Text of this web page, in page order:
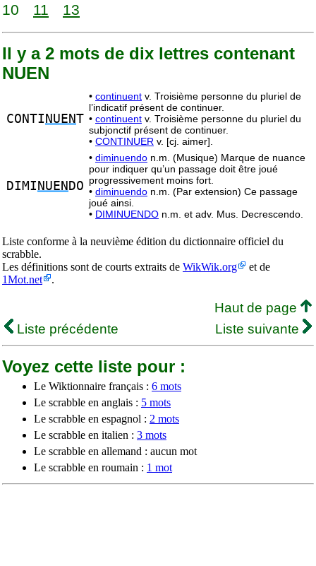
10
11 13
Il y a 2 mots de dix lettres contenant
NUEN
CONTI NUENT
• continuent v. Troisième personne du pluriel de
l’indicatif présent de continuer.
• continuent v. Troisième personne du pluriel du
subjonctif présent de continuer.
• CONTINUER v. [cj. aimer].
DIMI NUEN DO
• diminuendo n.m. (Musique) Marque de nuance
pour indiquer qu’un passage doit être joué
progressivement moins fort.
• diminuendo n.m. (Par extension) Ce passage
joué ainsi.
• DIMINUENDO n.m. et adv. Mus. Decrescendo.
Liste conforme à la neuvième édition du dictionnaire officiel du
scrabble.
Les définitions sont de courts extraits de WikWik.org
et de
1Mot.net
.
Haut de page
Liste précédente
Liste suivante
Voyez cette liste pour :
Le Wiktionnaire français : 6 mots
Le scrabble en anglais : 5 mots
Le scrabble en espagnol : 2 mots
Le scrabble en italien : 3 mots
Le scrabble en allemand : aucun mot
Le scrabble en roumain : 1 mot